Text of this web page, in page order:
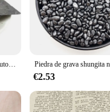
Shungite piedra Natural en bruto, cristales curativos, protección de mineral a granel, Reiki espiritual Wicca, grava, piedras de Chakra, limpiador de agua, 1 paquete
€2.53